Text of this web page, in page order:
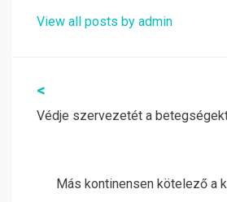
View all posts by admin
Bejegyzés
navigáció
<
Védje szervezetét a
Más kontinensen kötelező a